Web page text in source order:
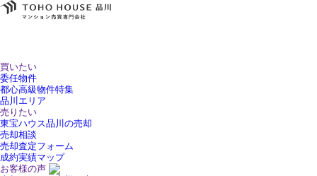
買いたい
委任物件
都心高級物件特集
品川エリア
売りたい
東宝ハウス品川の売却
売却相談
売却査定フォーム
成約実績マップ
お客様の声